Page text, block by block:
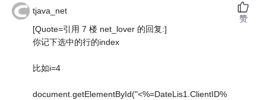
tjava_net
[Quote=引用 7 楼 net_lover 的回复:]
你记下选中的行的index
比如i=4
document.getElementById("<%=DateLis1.ClientID%
赞